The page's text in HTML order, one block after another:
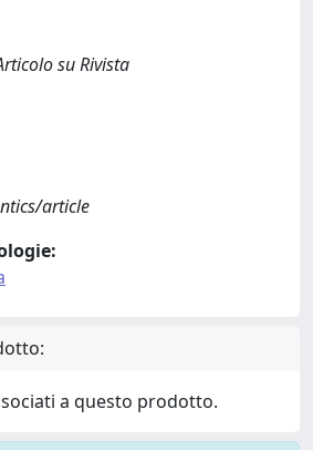
su Rivista
article
a questo prodotto.